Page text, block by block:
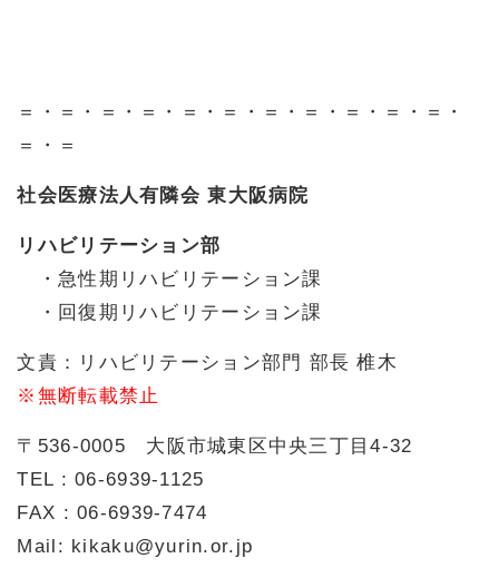
＝・＝・＝・＝・＝・＝・＝・＝・＝・＝・＝・
＝・＝
社会医療法人有隣会 東大阪病院
リハビリテーション部
・急性期リハビリテーション課
・回復期リハビリテーション課
文責：リハビリテーション部門 部長 椎木
※無断転載禁止
〒536-0005 大阪市城東区中央三丁目4-32
TEL : 06-6939-1125
FAX : 06-6939-7474
Mail: kikaku@yurin.or.jp